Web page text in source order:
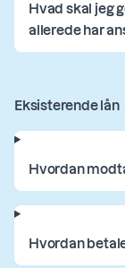
Hvad skal jeg
allerede har
Eksisterende lån
Hvordan
Hvordan